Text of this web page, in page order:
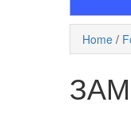
Home /